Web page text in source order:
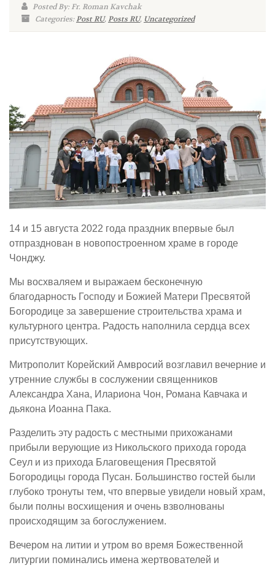
Posted By: Fr. Roman Kavchak
Categories:Post RU,Posts RU, Uncategorized
14 и 15 августа 2022 года праздник впервые был
отпразднован в новопостроенном храме в городе
Чонджу.
Мы восхваляем и выражаем бесконечную
благодарность Господу и Божией Матери Пресвятой
Богородице за завершение строительства храма и
культурного центра. Радость наполнила сердца всех
присутствующих.
Митрополит Корейский Амвросий возглавил вечерние и
утренние службы в сослужении священников
Александра Хана, Илариона Чон, Романа Кавчака и
дьякона Иоанна Пака.
Разделить эту радость с местными прихожанами
прибыли верующие из Никольского прихода города
Сеул и из прихода Благовещения Пресвятой
Богородицы города Пусан. Большинство гостей были
глубоко тронуты тем, что впервые увидели новый храм,
были полны восхищения и очень взволнованы
происходящим за богослужением.
Вечером на литии и утром во время Божественной
литургии поминались имена жертвователей и